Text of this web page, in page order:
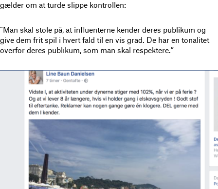
gælder om at turde slippe kontrollen:
”Man skal stole på, at influenterne kender deres publikum og
give dem frit spil i hvert fald til en vis grad. De har en tonalitet
overfor deres publikum, som man skal respektere.”